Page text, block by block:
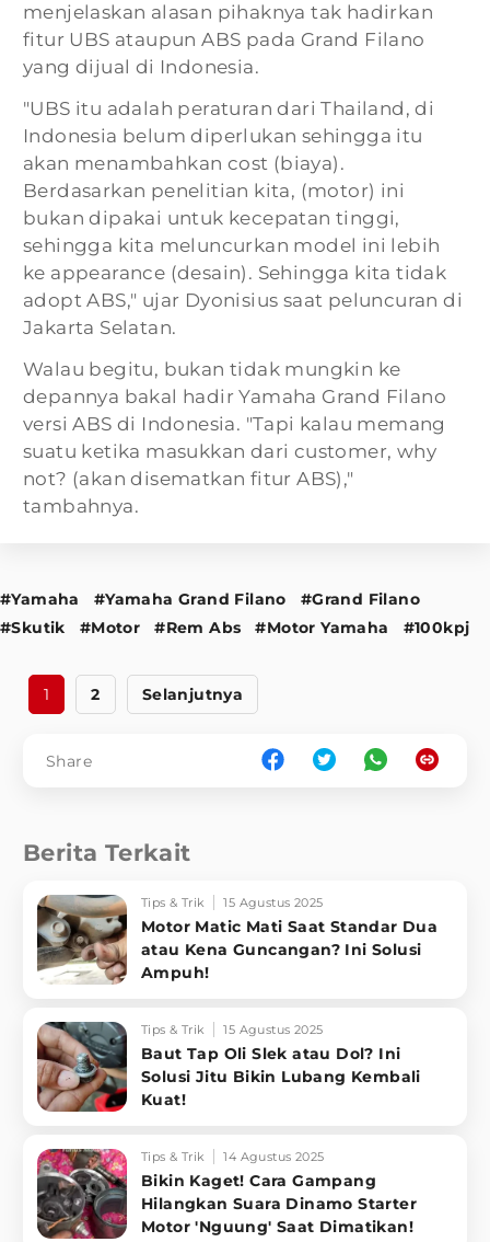
menjelaskan alasan pihaknya tak hadirkan
fitur UBS ataupun ABS pada Grand Filano
yang dijual di Indonesia.
"UBS itu adalah peraturan dari Thailand, di
Indonesia belum diperlukan sehingga itu
akan menambahkan cost (biaya).
Berdasarkan penelitian kita, (motor) ini
bukan dipakai untuk kecepatan tinggi,
sehingga kita meluncurkan model ini lebih
ke appearance (desain). Sehingga kita tidak
adopt ABS," ujar Dyonisius saat peluncuran di
Jakarta Selatan.
Walau begitu, bukan tidak mungkin ke
depannya bakal hadir Yamaha Grand Filano
versi ABS di Indonesia. "Tapi kalau memang
suatu ketika masukkan dari customer, why
not? (akan disematkan fitur ABS),"
tambahnya.
#Yamaha #Yamaha Grand Filano
#Grand Filano
#Skutik
#Motor #Rem Abs #Motor Yamaha #100kpj
1 2 Selanjutnya
Share
Berita Terkait
Tips & Trik 15 Agustus 2025
Motor Matic Mati Saat Standar Dua
atau Kena Guncangan? Ini Solusi
Ampuh!
Tips & Trik 15 Agustus 2025
Baut Tap Oli Slek atau Dol? Ini
Solusi Jitu Bikin Lubang Kembali
Kuat!
Tips & Trik 14 Agustus 2025
Bikin Kaget! Cara Gampang
Hilangkan Suara Dinamo Starter
Motor 'Nguung' Saat Dimatikan!